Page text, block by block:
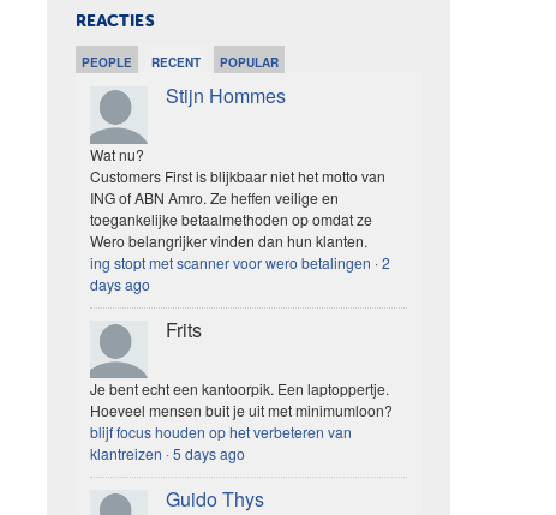
REACTIES
PEOPLE RECENT POPULAR
Stijn Hommes
Wat nu?
Customers First is blijkbaar niet het motto van
ING of ABN Amro. Ze heffen veilige en
toegankelijke betaalmethoden op omdat ze
Wero belangrijker vinden dan hun klanten.
ing stopt met scanner voor wero betalingen ·2
days ago
Frits
Je bent echt een kantoorpik. Een laptoppertje.
Hoeveel mensen buit je uit met minimumloon?
blijf focus houden op het verbeteren van
klantreizen ·5 days ago
Guido Thys